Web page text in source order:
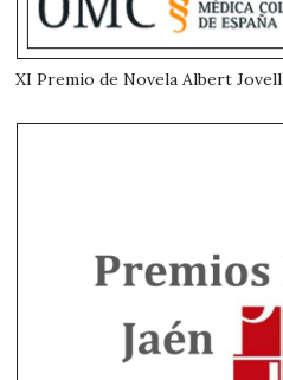
XI Premio de Novela Albert Jovell